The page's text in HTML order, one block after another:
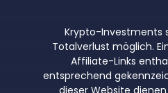
Krypto-Investments
Totalverlust möglich.
Affiliate-Links
entsprechend
dieser Website